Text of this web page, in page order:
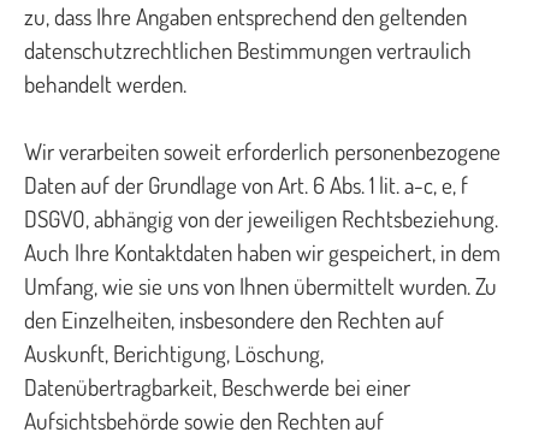
zu, dass Ihre Angaben entsprechend den geltenden
datenschutzrechtlichen Bestimmungen vertraulich
behandelt werden.
Wir verarbeiten soweit erforderlich personenbezogene
Daten auf der Grundlage von Art. 6 Abs. 1 lit. a-c, e, f
DSGVO, abhängig von der jeweiligen Rechtsbeziehung.
Auch Ihre Kontaktdaten haben wir gespeichert, in dem
Umfang, wie sie uns von Ihnen übermittelt wurden. Zu
den Einzelheiten, insbesondere den Rechten auf
Auskunft, Berichtigung, Löschung,
Datenübertragbarkeit, Beschwerde bei einer
Aufsichtsbehörde sowie den Rechten auf